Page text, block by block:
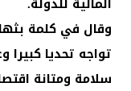
وقال في كلمة
تواجه تحديا
سلامة ومتانة